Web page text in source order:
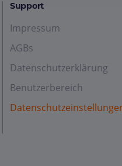
Support
Impressum
AGBs
Datenschutzerklärung
Benutzerbereich